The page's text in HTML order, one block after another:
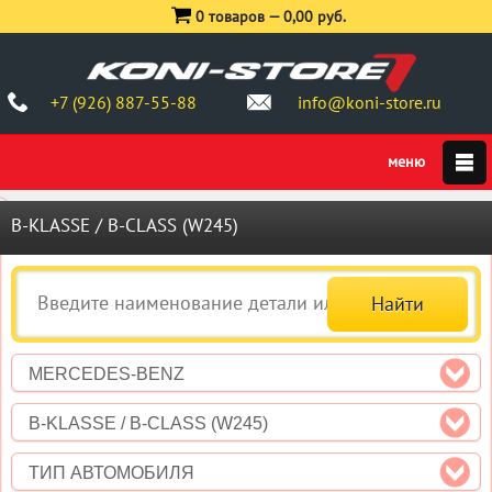
+7 (926) 887-55-88 info@koni-store.ru
0 товаров —0,00 руб.
B-KLASSE / B-CLASS (W245)
MERCEDES-BENZ
B-KLASSE / B-CLASS (W245)
ТИП АВТОМОБИЛЯ